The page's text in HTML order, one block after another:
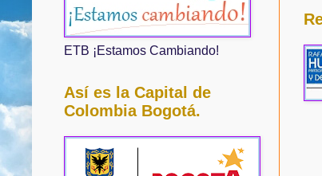
ETB ¡Estamos Cambiando!
Así es la Capital de
Colombia Bogotá.